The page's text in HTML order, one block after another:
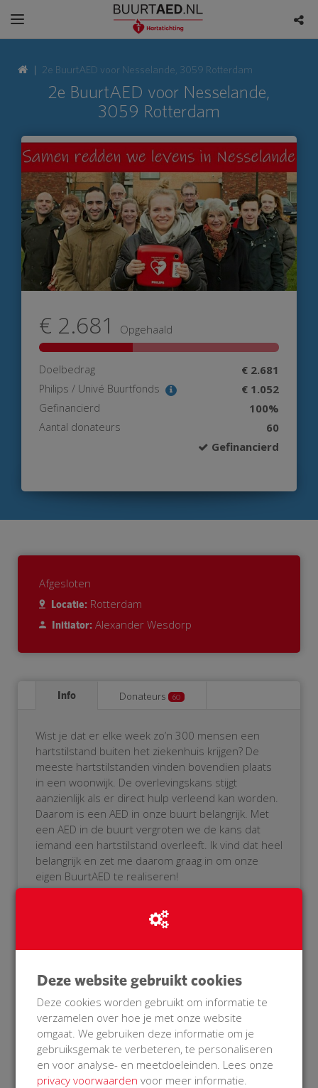
2e BuurtAED voor Nesselande, 3059 Rotterdam
2e BuurtAED voor Nesselande,
3059 Rotterdam
€ 2.681 Opgehaald
Doelbedrag € 2.681
Philips / Univé Buurtfonds € 1.052
Gefinancierd 100%
Aantal donateurs
60
Gefinancierd
Afgesloten
Locatie: Rotterdam
Initiator: Alexander Wesdorp
Info Donateurs 60
Wist je dat er elke week zo’n 300 mensen een
hartstilstand buiten het ziekenhuis krijgen? De
meeste hartstilstanden vinden bovendien plaats
in een woonwijk. De overlevingskans stijgt
aanzienlijk als er direct hulp verleend kan worden.
Daarom is een AED in onze buurt belangrijk. Met
een AED in de buurt vergroten we de kans dat
iemand een hartstilstand overleeft. Ik vind dat heel
belangrijk en zet me daarom graag in om onze
eigen BuurtAED te realiseren!
geen probleem! De AED wordt namelijk aangemeld
bij het reanimatie-oproepsysteem. Als er iemand
burgerhulpverlener die opgeroepen wordt. Een
burgerhulpverlener is getraind om in zo’n situatie
hulp te verlenen.
Doe je mee met onze BuurtAED?
Deze website gebruikt cookies
Deze cookies worden gebruikt om informatie te
verzamelen over hoe je met onze website
omgaat. We gebruiken deze informatie om je
gebruiksgemak te verbeteren, te personaliseren
en voor analyse- en meetdoeleinden. Lees onze
privacy voorwaarden voor meer informatie.